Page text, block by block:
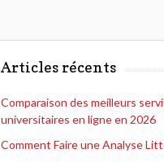
Articles récents
Comparaison des meilleurs
universitaires en ligne en 2026
Comment Faire une Analyse